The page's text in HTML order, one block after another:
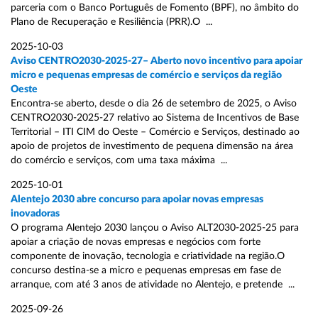
parceria com o Banco Português de Fomento (BPF), no âmbito do
Plano de Recuperação e Resiliência (PRR).O ...
2025-10-03
Aviso CENTRO2030-2025-27– Aberto novo incentivo para apoiar
micro e pequenas empresas de comércio e serviços da região
Oeste
Encontra-se aberto, desde o dia 26 de setembro de 2025, o Aviso
CENTRO2030-2025-27 relativo ao Sistema de Incentivos de Base
Territorial – ITI CIM do Oeste – Comércio e Serviços, destinado ao
apoio de projetos de investimento de pequena dimensão na área
do comércio e serviços, com uma taxa máxima ...
2025-10-01
Alentejo 2030 abre concurso para apoiar novas empresas
inovadoras
O programa Alentejo 2030 lançou o Aviso ALT2030-2025-25 para
apoiar a criação de novas empresas e negócios com forte
componente de inovação, tecnologia e criatividade na região.O
concurso destina-se a micro e pequenas empresas em fase de
arranque, com até 3 anos de atividade no Alentejo, e pretende ...
2025-09-26